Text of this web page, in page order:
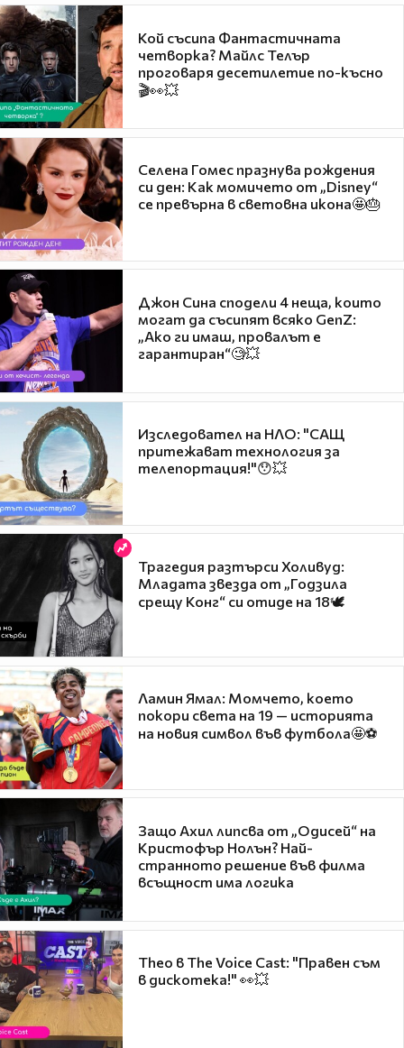
Кой съсипа Фантастичната
четворка? Майлс Телър
проговаря десетилетие по-късно
🎬👀💥
Селена Гомес празнува рождения
си ден: Как момичето от „Disney“
се превърна в световна икона🤩🎂
Джон Сина сподели 4 неща, които
могат да съсипят всяко GenZ:
„Ако ги имаш, провалът е
гарантиран“🧐💥
Изследовател на НЛО: "САЩ
притежават технология за
телепортация!"😯💥
Трагедия разтърси Холивуд:
Младата звезда от „Годзила
срещу Конг“ си отиде на 18🕊️
Ламин Ямал: Момчето, което
покори света на 19 — историята
на новия символ във футбола🤩⚽
Защо Ахил липсва от „Одисей“ на
Кристофър Нолън? Най-
странното решение във филма
всъщност има логика
Theo в The Voice Cast: "Правен съм
в дискотека!" 👀💥